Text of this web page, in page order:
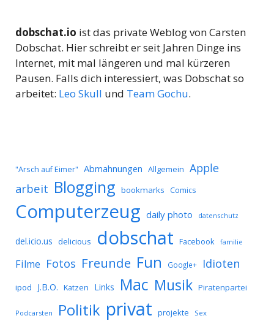
dobschat.io ist das private Weblog von Carsten
Dobschat. Hier schreibt er seit Jahren Dinge ins
Internet, mit mal längeren und mal kürzeren
Pausen. Falls dich interessiert, was Dobschat so
arbeitet: Leo Skull und Team Gochu.
"Arsch auf Eimer" Abmahnungen Allgemein Apple
arbeit Blogging bookmarks Comics
Computerzeug daily photo datenschutz
del.icio.us delicious dobschat Facebook familie
Filme Fotos Freunde Fun Google+ Idioten
ipod J.B.O. Katzen Links Mac Musik Piratenpartei
Podcarsten Politik privat projekte Sex